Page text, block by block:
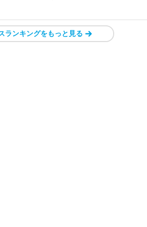
ランキングをもっと見る